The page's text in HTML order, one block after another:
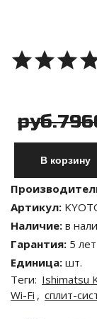
Артикул:
Наличие: в
Гарантия: 5 лет
Единица: шт.
Теги: Ishimatsu
Wi-Fi , сплит-